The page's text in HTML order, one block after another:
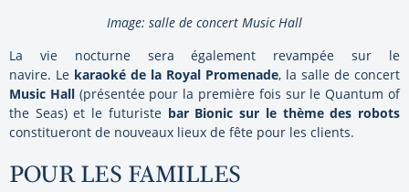
Image: salle de concert Music Hall
La vie nocturne sera également revampée sur le
navire. Le karaoké de la Royal Promenade, la salle de concert
Music Hall(présentée pour la première fois sur le Quantum of
the Seas) et le futuriste bar Bionic sur le thème des robots
constitueront de nouveaux lieux de fête pour les clients.
POUR LES FAMILLES